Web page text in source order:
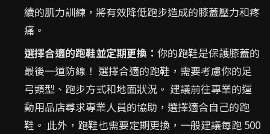
續的肌力訓練，將有效降低跑步造成的膝蓋壓力和疼
痛。
選擇合適的跑鞋並定期更換： 你的跑鞋是保護膝蓋的
最後一道防線！ 選擇合適的跑鞋，需要考慮你的足
弓類型、跑步方式和地面狀況。 建議前往專業的運
動用品店尋求專業人員的協助，選擇適合自己的跑
鞋。 此外，跑鞋也需要定期更換，一般建議每跑 500